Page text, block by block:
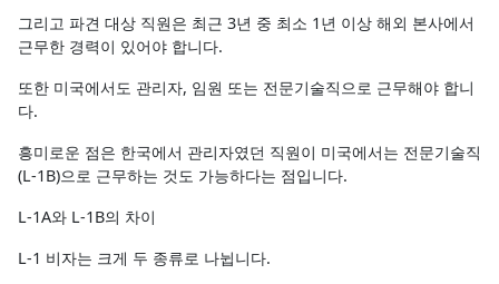
그리고 파견 대상 직원은 최근 3년 중 최소 1년 이상 해외 본사에서
근무한 경력이 있어야 합니다.
또한 미국에서도 관리자, 임원 또는 전문기술직으로 근무해야 합니
다.
흥미로운 점은 한국에서 관리자였던 직원이 미국에서는 전문기술직
(L-1B)으로 근무하는 것도 가능하다는 점입니다.
L-1A와 L-1B의 차이
L-1 비자는 크게 두 종류로 나뉩니다.